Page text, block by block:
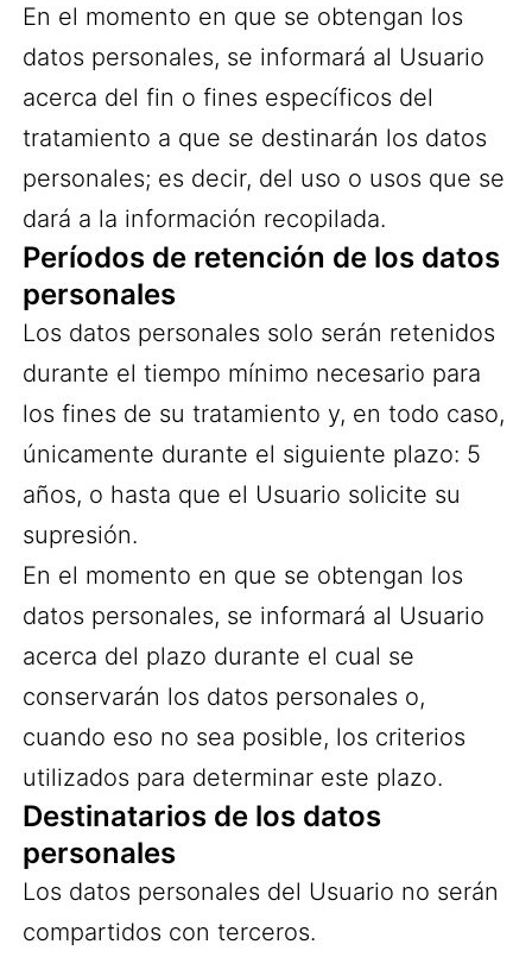
En el momento en que se obtengan los
datos personales, se informará al Usuario
acerca del fin o fines específicos del
tratamiento a que se destinarán los datos
personales; es decir, del uso o usos que se
dará a la información recopilada.
Períodos de retención de los datos
personales
Los datos personales solo serán retenidos
durante el tiempo mínimo necesario para
los fines de su tratamiento y, en todo caso,
únicamente durante el siguiente plazo: 5
años, o hasta que el Usuario solicite su
supresión.
En el momento en que se obtengan los
datos personales, se informará al Usuario
acerca del plazo durante el cual se
conservarán los datos personales o,
cuando eso no sea posible, los criterios
utilizados para determinar este plazo.
Destinatarios de los datos
personales
Los datos personales del Usuario no serán
compartidos con terceros.